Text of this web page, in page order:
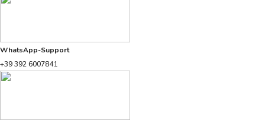
WhatsApp-Support
+39 392 6007841